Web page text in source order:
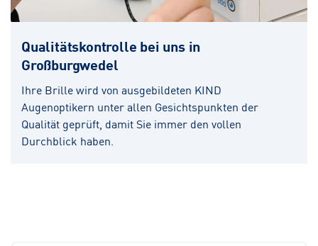
Qualitätskontrolle bei uns in
Großburgwedel
Ihre Brille wird von ausgebildeten KIND
Augenoptikern unter allen Gesichtspunkten der
Qualität geprüft, damit Sie immer den vollen
Durchblick haben.